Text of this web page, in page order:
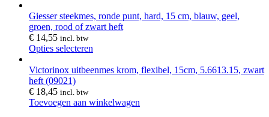
Giesser steekmes, ronde punt, hard, 15 cm, blauw, geel,
groen, rood of zwart heft
€ 14,55 incl. btw
Opties selecteren
Victorinox uitbeenmes krom, flexibel, 15cm, 5.6613.15, zwart
heft (09021)
€ 18,45 incl. btw
Toevoegen aan winkelwagen